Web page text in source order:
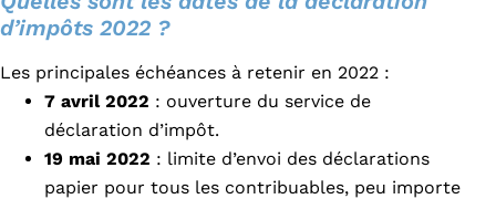
d’impôts 2022 ?
Les principales échéances à retenir en 2022 :
7 avril 2022 : ouverture du service de
déclaration d’impôt.
19 mai 2022 : limite d’envoi des déclarations
papier pour tous les contribuables, peu importe